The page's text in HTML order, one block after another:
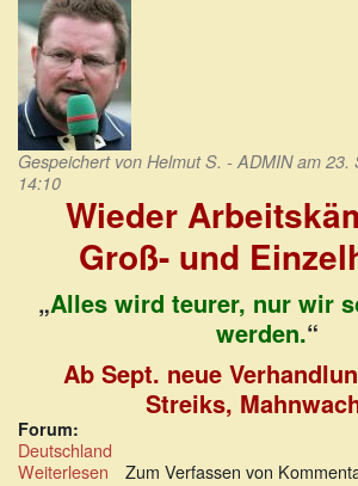
Gespeichert von Helmut S. - ADMINam 23.
14:10
Wieder
Groß- und
„Alles wird teurer, nur wir
werden.“
Ab Sept. neue
Streiks,
Forum:
Deutschland
Weiterlesen über
Zum Verfassen von